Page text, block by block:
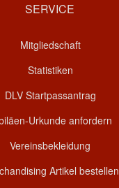
SERVICE
Mitgliedschaft
Statistiken
DLV Startpassantrag
Urkunde anfordern
Vereinsbekleidung
Artikel bestellen